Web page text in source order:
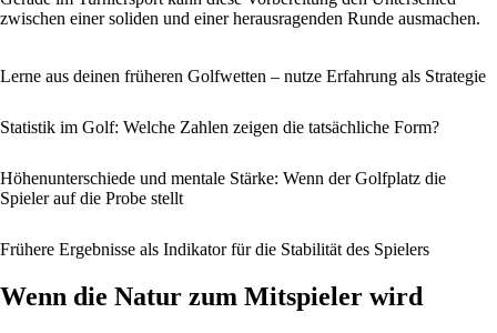
zwischen einer soliden und einer herausragenden Runde ausmachen.
Lerne aus deinen früheren Golfwetten – nutze Erfahrung als Strategie
Statistik im Golf: Welche Zahlen zeigen die tatsächliche Form?
Höhenunterschiede und mentale Stärke: Wenn der Golfplatz die
Spieler auf die Probe stellt
Frühere Ergebnisse als Indikator für die Stabilität des Spielers
Wenn die Natur zum Mitspieler wird